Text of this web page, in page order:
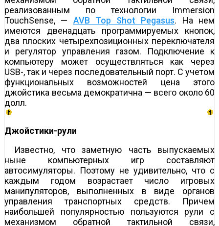
реализованным по технологии Immersion
TouchSense, — AVB Top Shot Pegasus. На нем
имеются двенадцать программируемых кнопок,
два плоских четырехпозиционных переключателя
и регулятор управления газом. Подключение к
компьютеру может осуществляться как через
USB-, так и через последовательный порт. С учетом
функциональных возможностей цена этого
джойстика весьма демократична — всего около 60
долл.
Джойстики-рули
Известно, что заметную часть выпускаемых
ныне компьютерных игр составляют
автосимуляторы. Поэтому не удивительно, что с
каждым годом возрастает число игровых
манипуляторов, выполненных в виде органов
управления транспортных средств. Причем
наибольшей популярностью пользуются рули с
механизмом обратной тактильной связи,